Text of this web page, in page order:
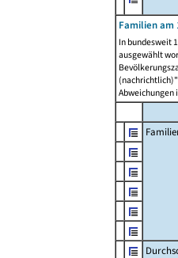
Familien am
In bundesweit
ausgewählt
Abweichungen